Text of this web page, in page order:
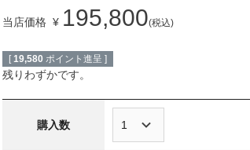
当店価格 ¥ 195,800 税込
[ 19,580 ポイント進呈 ]
残りわずかです。